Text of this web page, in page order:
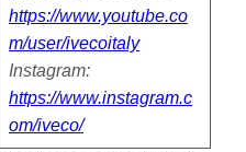
https://www.youtube.co
m/user/ivecoitaly
Instagram:
https://www.instagram.c
om/iveco/